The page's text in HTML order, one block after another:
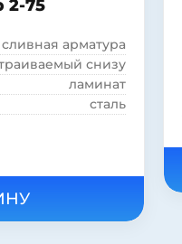
2-75
сливная арматура
снизу
ламинат
сталь